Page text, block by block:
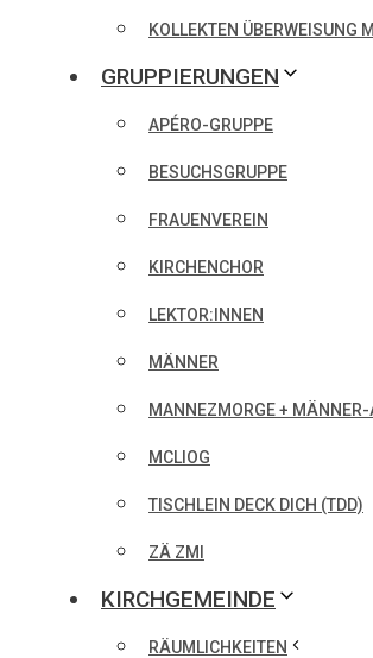
KOLLEKTEN ÜBERWEISUNG
GRUPPIERUNGEN
APÉRO-GRUPPE
BESUCHSGRUPPE
FRAUENVEREIN
KIRCHENCHOR
LEKTOR:INNEN
MÄNNER
MANNEZMORGE + MÄNNER-
MCLIOG
TISCHLEIN DECK DICH (TDD)
ZÄ ZMI
KIRCHGEMEINDE
RÄUMLICHKEITEN